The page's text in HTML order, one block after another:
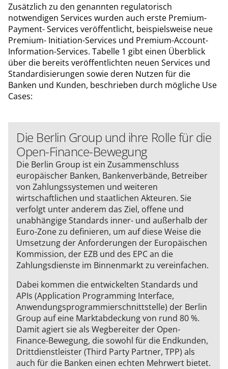
Zusätzlich zu den genannten regulatorisch
notwendigen Services wurden auch erste Premium-
Payment- Services veröffentlicht, beispielsweise neue
Premium- Initiation-Services und Premium-Account-
Information-Services. Tabelle 1 gibt einen Überblick
über die bereits veröffentlichten neuen Services und
Standardisierungen sowie deren Nutzen für die
Banken und Kunden, beschrieben durch mögliche Use
Cases:
Die Berlin Group und ihre Rolle für die
Open-Finance-Bewegung
Die Berlin Group ist ein Zusammenschluss
europäischer Banken, Bankenverbände, Betreiber
von Zahlungssystemen und weiteren
wirtschaftlichen und staatlichen Akteuren. Sie
verfolgt unter anderem das Ziel, offene und
unabhängige Standards inner- und außerhalb der
Euro-Zone zu definieren, um auf diese Weise die
Umsetzung der Anforderungen der Europäischen
Kommission, der EZB und des EPC an die
Zahlungsdienste im Binnenmarkt zu vereinfachen.
Dabei kommen die entwickelten Standards und
APIs (Application Programming Interface,
Anwendungsprogrammierschnittstelle) der Berlin
Group auf eine Marktabdeckung von rund 80 %.
Damit agiert sie als Wegbereiter der Open-
Finance-Bewegung, die sowohl für die Endkunden,
Drittdienstleister (Third Party Partner, TPP) als
auch für die Banken einen echten Mehrwert bietet.